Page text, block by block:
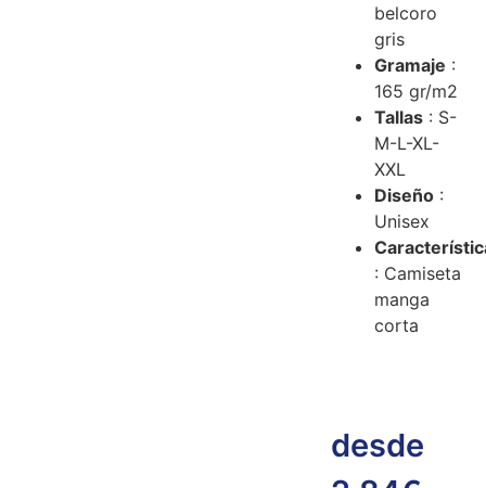
belcoro
gris
Gramaje :
165 gr/m2
Tallas : S-
M-L-XL-
XXL
Diseño :
Unisex
: Camiseta
manga
corta
desde